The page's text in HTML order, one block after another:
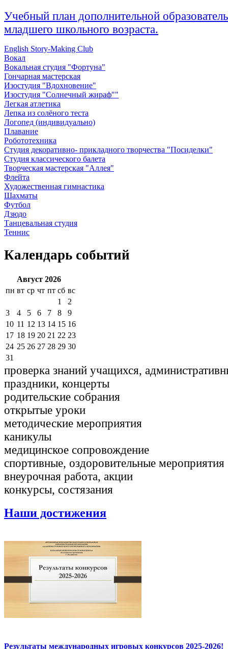
Учебный план дополнительной
младшего школьного возраста.
English Story-Making Club
Вокал
Вокальная студия "Фортуна"
Гончарная мастерская
Изостудия "Вдохновение"
Изостудия "Солнечный жираф""
Легкая атлетика
Лепка из солёного теста
Логопед (индивидуально)
Плавание
Робототехника
Студия декоративно- прикладного творчества "Посиделки"
Студия классического балета
Творческая мастерская "Аллея"
Флейта
Художественная гимнастика
Шахматы
Футбол
Дзюдо
Танцевальная студия
Теннис
Календарь событий
Август 2026
пн вт ср чт пт сб вс
1
2
3
4 5 6 7 8
9
10 11 12 13 14 15 16
17 18 19 20 21 22 23
24 25 26 27 28 29 30
31
проверка знаний учащихся,
праздники, концерты
родительские собрания
открытые уроки
методические мероприятия
каникулы
медицинское сопровождение
спортивные, оздоровительные мероприятия
внеурочная работа, акции
конкурсы, состязания
Наши достижения
Результаты международных игровых конкурсов 2025-2026!